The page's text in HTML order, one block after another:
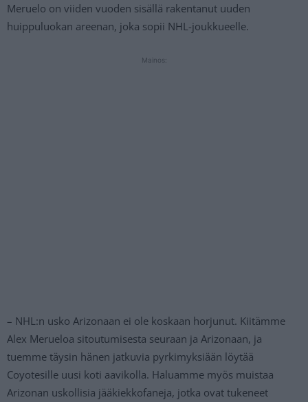
Meruelo on viiden vuoden sisällä rakentanut uuden
huippuluokan areenan, joka sopii NHL-joukkueelle.
Mainos:
– NHL:n usko Arizonaan ei ole koskaan horjunut. Kiitämme
Alex Merueloa sitoutumisesta seuraan ja Arizonaan, ja
tuemme täysin hänen jatkuvia pyrkimyksiään löytää
Coyotesille uusi koti aavikolla. Haluamme myös muistaa
Arizonan uskollisia jääkiekkofaneja, jotka ovat tukeneet